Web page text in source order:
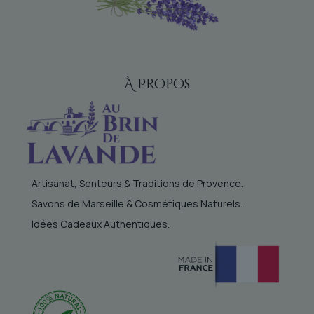
À Propos
Artisanat, Senteurs & Traditions de Provence.
Savons de Marseille & Cosmétiques Naturels.
Idées Cadeaux Authentiques.